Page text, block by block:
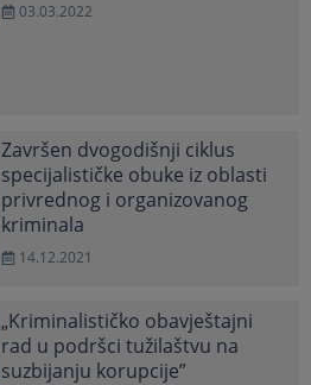
03.03.2022
Završen dvogodišnji ciklus
specijalističke obuke iz oblasti
privrednog i organizovanog
kriminala
14.12.2021
„Kriminalističko obavještajni
rad u podršci tužilaštvu na
suzbijanju korupcije”